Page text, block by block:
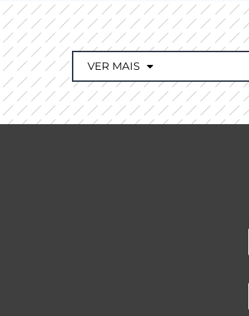
VER MAIS